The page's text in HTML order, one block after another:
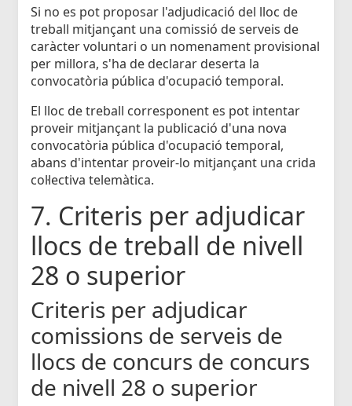
Si no es pot proposar l'adjudicació del lloc de
treball mitjançant una comissió de serveis de
caràcter voluntari o un nomenament provisional
per millora, s'ha de declarar deserta la
convocatòria pública d'ocupació temporal.
El lloc de treball corresponent es pot intentar
proveir mitjançant la publicació d'una nova
convocatòria pública d'ocupació temporal,
abans d'intentar proveir-lo mitjançant una crida
col·lectiva telemàtica.
7. Criteris per adjudicar
llocs de treball de nivell
28 o superior
Criteris per adjudicar
comissions de serveis de
llocs de concurs de concurs
de nivell 28 o superior